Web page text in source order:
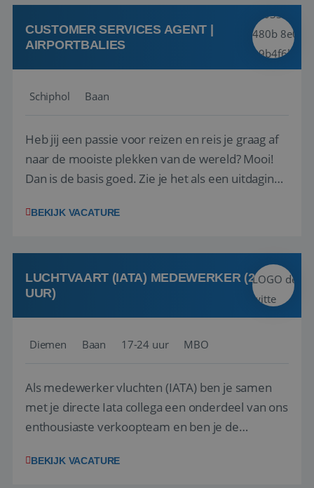
hebt in de reisbranche of j...
CUSTOMER SERVICES AGENT |
AIRPORTBALIES
Schiphol Baan
Heb jij een passie voor reizen en reis je graag af
naar de mooiste plekken van de wereld? Mooi!
Dan is de basis goed. Zie je het als een uitdaging
het samenstellen en boeken van de perfecte
deze onderdelen zijn nu samen gevoegd...
BEKIJK VACATURE
LUCHTVAART (IATA) MEDEWERKER (24-32
UUR)
Diemen Baan 17-24 uur MBO
Als medewerker vluchten (IATA) ben je samen
met je directe Iata collega een onderdeel van ons
enthousiaste verkoopteam en ben je de
en tarieven waar je collega’s niet uitkomen.
BEKIJK VACATURE